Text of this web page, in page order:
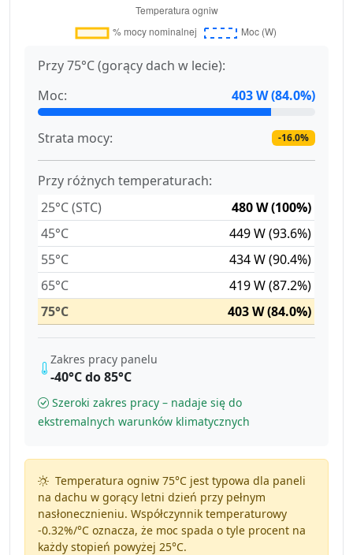
Przy 75°C (gorący dach w lecie):
Moc:
403 W (84.0%)
Strata mocy: -16.0%
Przy różnych temperaturach:
25°C (STC)
480 W (100%)
45°C
449 W (93.6%)
55°C
434 W (90.4%)
65°C
419 W (87.2%)
75°C
403 W (84.0%)
Zakres pracy panelu
-40°C do 85°C
Szeroki zakres pracy – nadaje się do
ekstremalnych warunków klimatycznych
Temperatura ogniw 75°C jest typowa dla paneli
na dachu w gorący letni dzień przy pełnym
nasłonecznieniu. Współczynnik temperaturowy
-0.32%/°Coznacza, że moc spada o tyle procent na
każdy stopień powyżej 25°C.